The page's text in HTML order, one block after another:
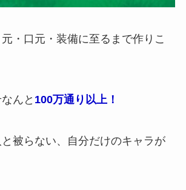
・口元・装備に至るまで作りこ
んと 100万通り以上！
被らない、自分だけのキャラが